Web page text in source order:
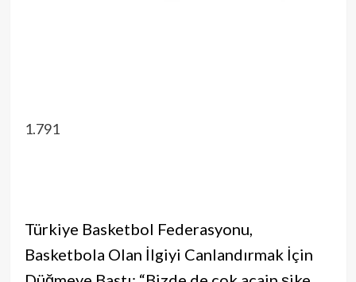
1.791
Türkiye Basketbol Federasyonu,
Basketbola Olan İlgiyi Canlandırmak İçin